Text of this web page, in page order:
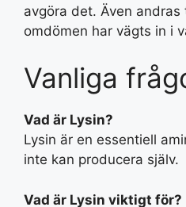
avgöra det. Även
omdömen har vägts in i
Vanliga
Vad är Lysin?
Lysin är en essentiell
inte kan producera själv.
Vad är Lysin viktigt för?